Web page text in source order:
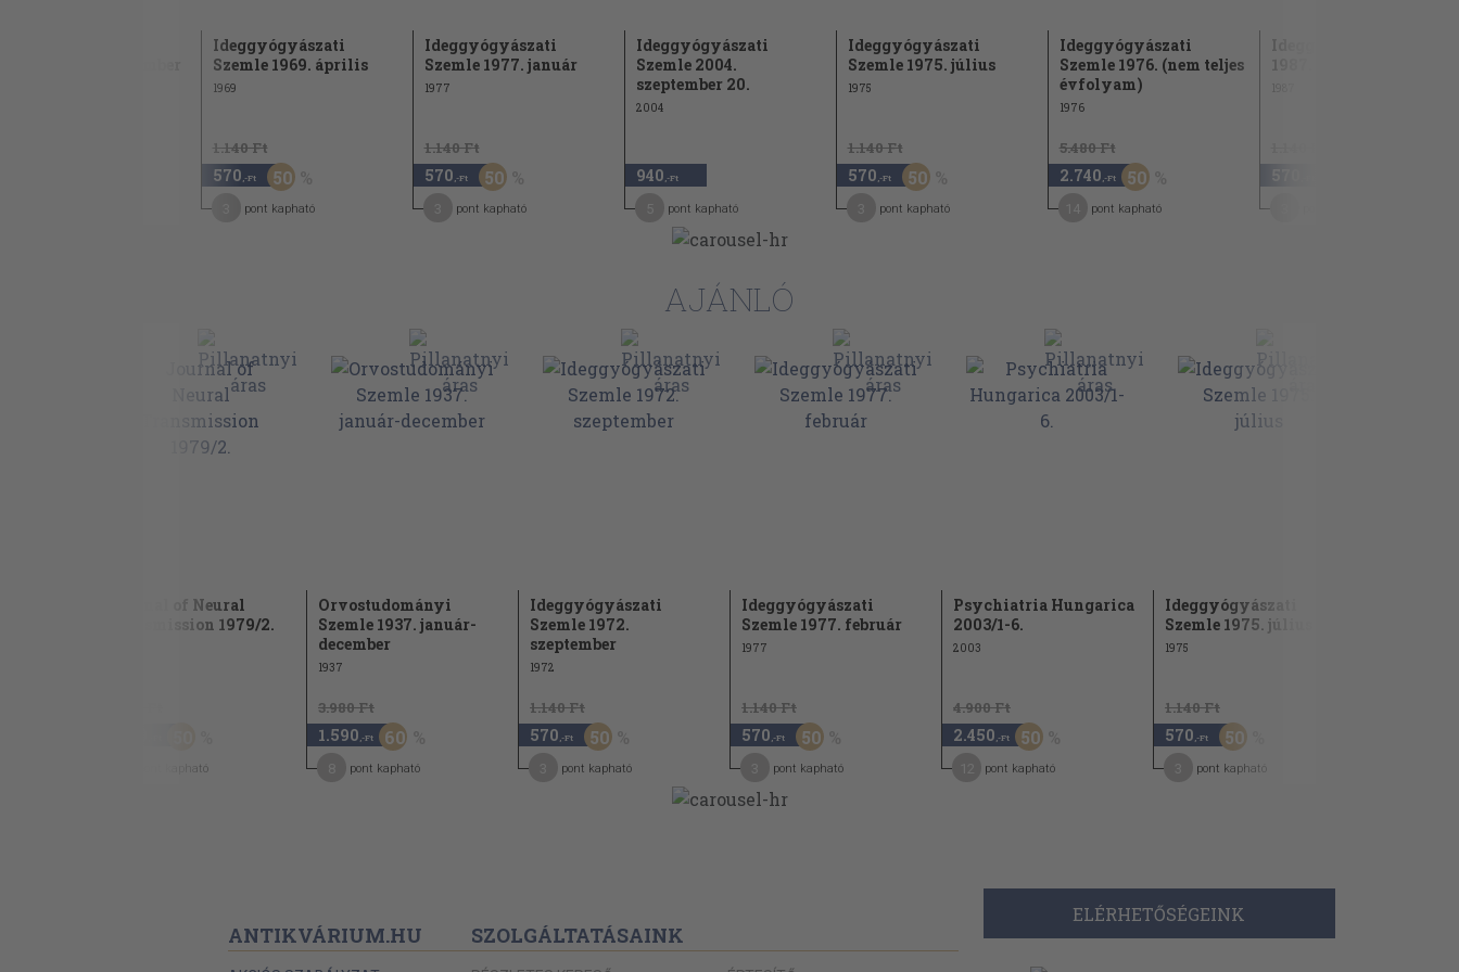
Ideggyógyászati
Szemle 1969. április
1969
1.140 Ft
570 ,-Ft 50
pont kapható
Ideggyógyászati
Szemle 1977. január
1977
1.140 Ft
570 ,-Ft 50
pont kapható
Ideggyógyászati
Szemle 2004.
szeptember 20.
2004
940 ,-Ft
pont kapható
Ideggyógyászati
Szemle 1975. július
1975
1.140 Ft
570 ,-Ft 50
pont kapható
Ideggyógyászati
Szemle 1976. (nem teljes
évfolyam)
1976
5.480 Ft
2.740 ,-Ft 50
pont kapható
Ideggyógyászati szemle
1987. november
AJÁNLÓ
Journal of Neural
Transmission 1979/2.
pont kapható
Orvostudományi
Szemle 1937. január-
december
1937
3.980 Ft
1.590 ,-Ft 60
pont kapható
Ideggyógyászati
Szemle 1972.
szeptember
1972
1.140 Ft
570 ,-Ft 50
pont kapható
Ideggyógyászati
Szemle 1977. február
1977
1.140 Ft
570 ,-Ft 50
pont kapható
Psychiatria Hungarica
2003/1-6.
2003
4.900 Ft
2.450 ,-Ft 50
pont kapható
Ideggyógyászati
Szemle 1975. július
1975
1.140 Ft
570 ,-Ft 50
pont kapható
ANTIKVÁRIUM.HU SZOLGÁLTATÁSAINK
ELÉRHETŐSÉGEINK